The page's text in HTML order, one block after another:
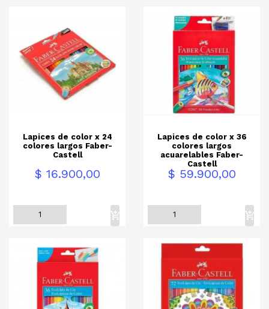
Lapices de color x 24
colores largos Faber-
Castell
Precio$ 16.900,00
Lapices de color x 36
colores largos
acuarelables Faber-
Castell
Precio$ 59.900,00